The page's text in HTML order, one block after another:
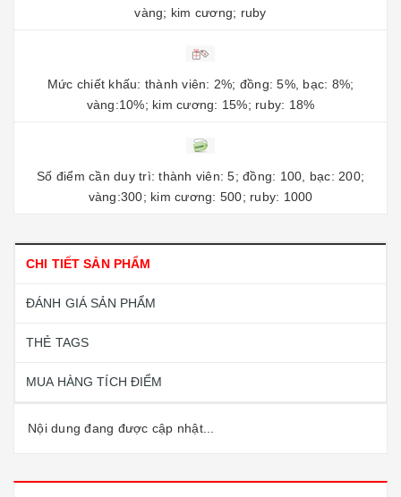
vàng; kim cương; ruby
Mức chiết khấu: thành viên: 2%; đồng: 5%, bạc: 8%;
vàng:10%; kim cương: 15%; ruby: 18%
Số điểm cần duy trì: thành viên: 5; đồng: 100, bạc: 200;
vàng:300; kim cương: 500; ruby: 1000
CHI TIẾT SẢN PHẨM
ĐÁNH GIÁ SẢN PHẨM
THẺ TAGS
MUA HÀNG TÍCH ĐIỂM
Nội dung đang được cập nhật...